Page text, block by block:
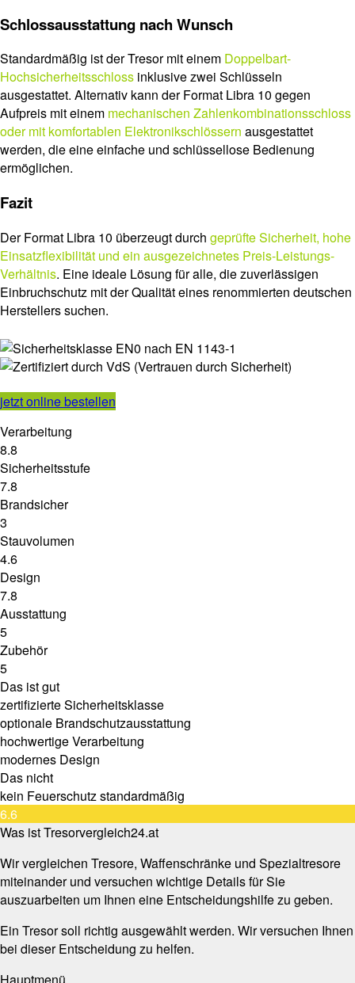
Schlossausstattung nach Wunsch
Standardmäßig ist der Tresor mit einem Doppelbart-
Hochsicherheitsschloss inklusive zwei Schlüsseln
ausgestattet. Alternativ kann der Format Libra 10 gegen
Aufpreis mit einem mechanischen Zahlenkombinationsschloss
oder mit komfortablen Elektronikschlössern ausgestattet
werden, die eine einfache und schlüssellose Bedienung
ermöglichen.
Fazit
Der Format Libra 10 überzeugt durch geprüfte Sicherheit, hohe
Einsatzflexibilität und ein ausgezeichnetes Preis-Leistungs-
Verhältnis. Eine ideale Lösung für alle, die zuverlässigen
Einbruchschutz mit der Qualität eines renommierten deutschen
Herstellers suchen.
jetzt online bestellen
Verarbeitung
8.8
Sicherheitsstufe
7.8
Brandsicher
3
Stauvolumen
4.6
Design
7.8
Ausstattung
5
Zubehör
5
Das ist gut
zertifizierte Sicherheitsklasse
optionale Brandschutzausstattung
hochwertige Verarbeitung
modernes Design
Das nicht
kein Feuerschutz standardmäßig
6.6
Was ist Tresorvergleich24.at
Wir vergleichen Tresore, Waffenschränke und Spezialtresore
miteinander und versuchen wichtige Details für Sie
auszuarbeiten um Ihnen eine Entscheidungshilfe zu geben.
Ein Tresor soll richtig ausgewählt werden. Wir versuchen Ihnen
bei dieser Entscheidung zu helfen.
Hauptmenü